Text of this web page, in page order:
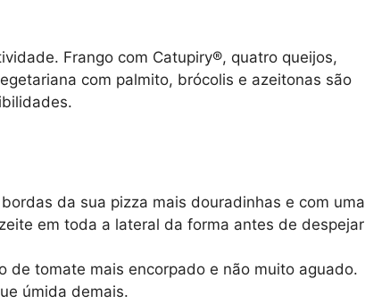
Frango com Catupiry®, quatro queijos,
com palmito, brócolis e azeitonas são
da sua pizza mais douradinhas e com uma
em toda a lateral da forma antes de despejar
de tomate mais encorpado e não muito aguado.
úmida demais.